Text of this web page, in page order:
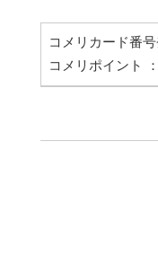
コメリカード番
コメリポイント ：